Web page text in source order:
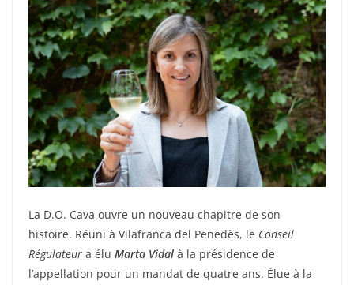
La D.O. Cava ouvre un nouveau chapitre de son
histoire. Réuni à Vilafranca del Penedès, le Conseil
Régulateur a élu Marta Vidal à la présidence de
l’appellation pour un mandat de quatre ans. Élue à la